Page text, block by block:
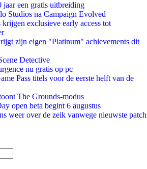
een gratis uitbreiding
Studios na Campaign Evolved
exclusieve early access tot
zijn eigen "Platinum" achievements dit
Detective
nu gratis op pc
Pass titels voor de eerste helft van de
The Grounds-modus
open beta begint 6 augustus
weer over de zeik vanwege nieuwste patch